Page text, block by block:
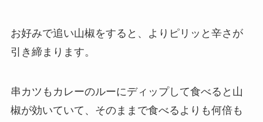
お好みで追い山椒をすると、よりピリッと辛さが
引き締まります。
串カツもカレーのルーにディップして食べると山
椒が効いていて、そのままで食べるよりも何倍も